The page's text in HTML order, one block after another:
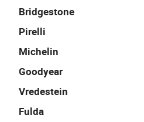
Bridgestone
Pirelli
Michelin
Goodyear
Vredestein
Fulda